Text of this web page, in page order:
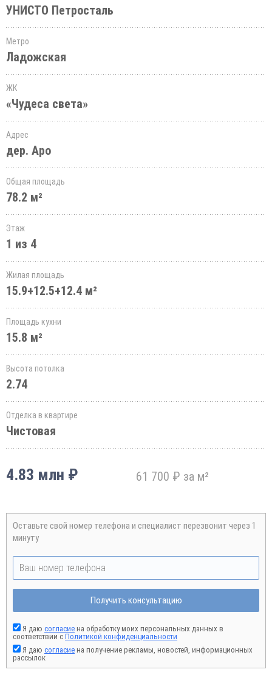
УНИСТО Петросталь
Метро
Ладожская
ЖК
«Чудеса света»
Адрес
дер. Аро
Общая площадь
78.2 м²
Этаж
1 из 4
Жилая площадь
15.9+12.5+12.4 м²
Площадь кухни
15.8 м²
Высота потолка
2.74
Отделка в квартире
Чистовая
4.83 млн ₽ 61 700 ₽ за м²
Оставьте свой номер телефона и специалист перезвонит через 1
минуту
Получить консультацию
Я даю согласие на обработку моих персональных данных в
соответствии с Политикой конфиденциальности
Я даю согласие на получение рекламы, новостей, информационных
рассылок